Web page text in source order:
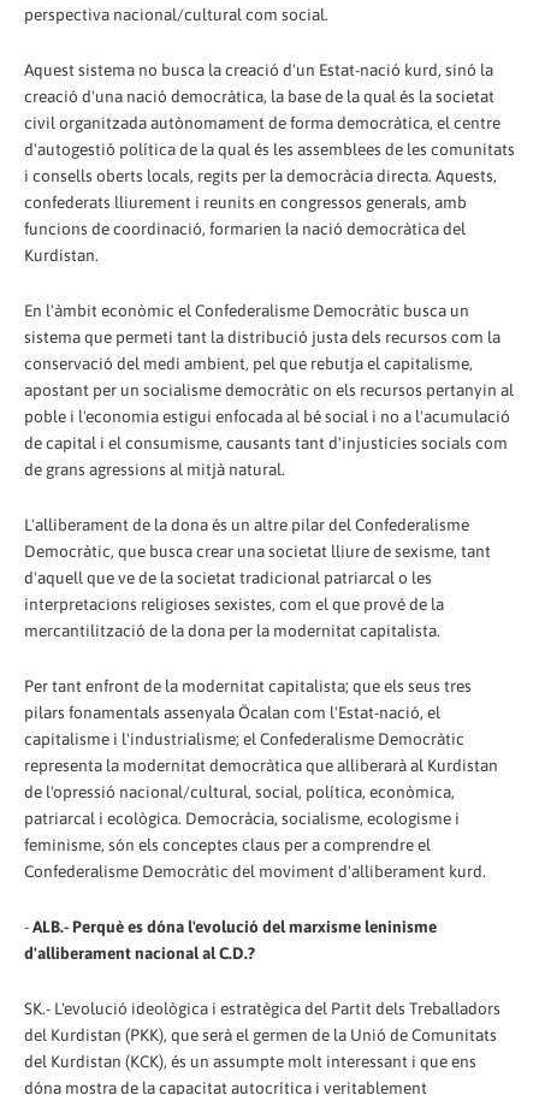
perspectiva nacional/cultural com social.
Aquest sistema no busca la creació d'un Estat-nació kurd, sinó la
creació d'una nació democràtica, la base de la qual és la societat
civil organitzada autònomament de forma democràtica, el centre
d'autogestió política de la qual és les assemblees de les comunitats
i consells oberts locals, regits per la democràcia directa. Aquests,
confederats lliurement i reunits en congressos generals, amb
funcions de coordinació, formarien la nació democràtica del
Kurdistan.
En l'àmbit econòmic el Confederalisme Democràtic busca un
sistema que permeti tant la distribució justa dels recursos com la
conservació del medi ambient, pel que rebutja el capitalisme,
apostant per un socialisme democràtic on els recursos pertanyin al
poble i l'economia estigui enfocada al bé social i no a l'acumulació
de capital i el consumisme, causants tant d'injustícies socials com
de grans agressions al mitjà natural.
L'alliberament de la dona és un altre pilar del Confederalisme
Democràtic, que busca crear una societat lliure de sexisme, tant
d'aquell que ve de la societat tradicional patriarcal o les
interpretacions religioses sexistes, com el que prové de la
mercantilització de la dona per la modernitat capitalista.
Per tant enfront de la modernitat capitalista; que els seus tres
pilars fonamentals assenyala Öcalan com l'Estat-nació, el
capitalisme i l'industrialisme; el Confederalisme Democràtic
representa la modernitat democràtica que alliberarà al Kurdistan
de l'opressió nacional/cultural, social, política, econòmica,
patriarcal i ecològica. Democràcia, socialisme, ecologisme i
feminisme, són els conceptes claus per a comprendre el
Confederalisme Democràtic del moviment d'alliberament kurd.
-ALB.- Perquè es dóna l'evolució del marxisme leninisme
d'alliberament nacional al C.D.?
SK.- L'evolució ideològica i estratègica del Partit dels Treballadors
del Kurdistan (PKK), que serà el germen de la Unió de Comunitats
del Kurdistan (KCK), és un assumpte molt interessant i que ens
dóna mostra de la capacitat autocrítica i veritablement